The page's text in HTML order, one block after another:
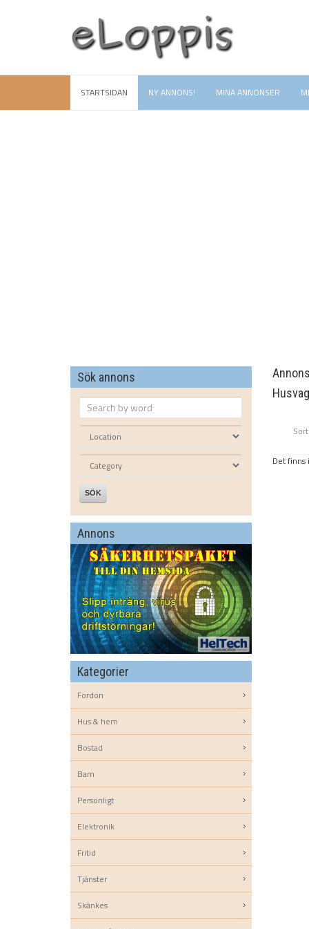
STARTSIDAN NY ANNONS! MINA ANNONSER
Det finns
Sök annons
SÖK
Annons
Kategorier
Fordon
Hus & hem
Bostad
Barn
Personligt
Elektronik
Fritid
Tjänster
Skänkes